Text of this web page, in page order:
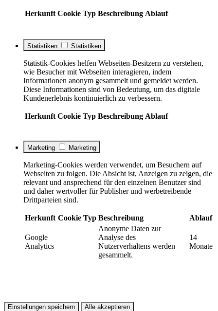
Herkunft Cookie Typ Beschreibung Ablauf
Statistiken Statistiken
Statistik-Cookies helfen Webseiten-Besitzern zu verstehen,
wie Besucher mit Webseiten interagieren, indem
Informationen anonym gesammelt und gemeldet werden.
Diese Informationen sind von Bedeutung, um das digitale
Kundenerlebnis kontinuierlich zu verbessern.
Herkunft Cookie Typ Beschreibung Ablauf
Marketing Marketing
Marketing-Cookies werden verwendet, um Besuchern auf
Webseiten zu folgen. Die Absicht ist, Anzeigen zu zeigen, die
relevant und ansprechend für den einzelnen Benutzer sind
und daher wertvoller für Publisher und werbetreibende
Drittparteien sind.
Herkunft Cookie Typ Beschreibung Ablauf
Google
Analytics
Anonyme Daten zur
Analyse des
Nutzerverhaltens werden
gesammelt.
14
Monate
Einstellungen speichern Alle akzeptieren